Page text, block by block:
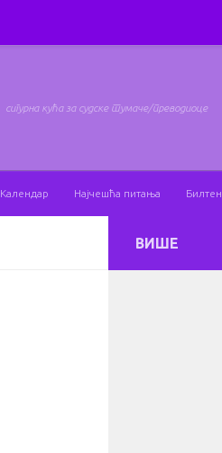
сигурна кућа за судске тумаче/преводиоце
Календар Најчешћа питања Билтен
ВИШЕ